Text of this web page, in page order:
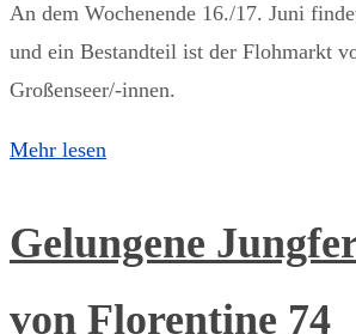
An dem Wochenende 16./17. Juni
und ein Bestandteil ist der Flohmarkt
Großenseer/-innen.
Mehr lesen
Gelungene
von Florentine 74